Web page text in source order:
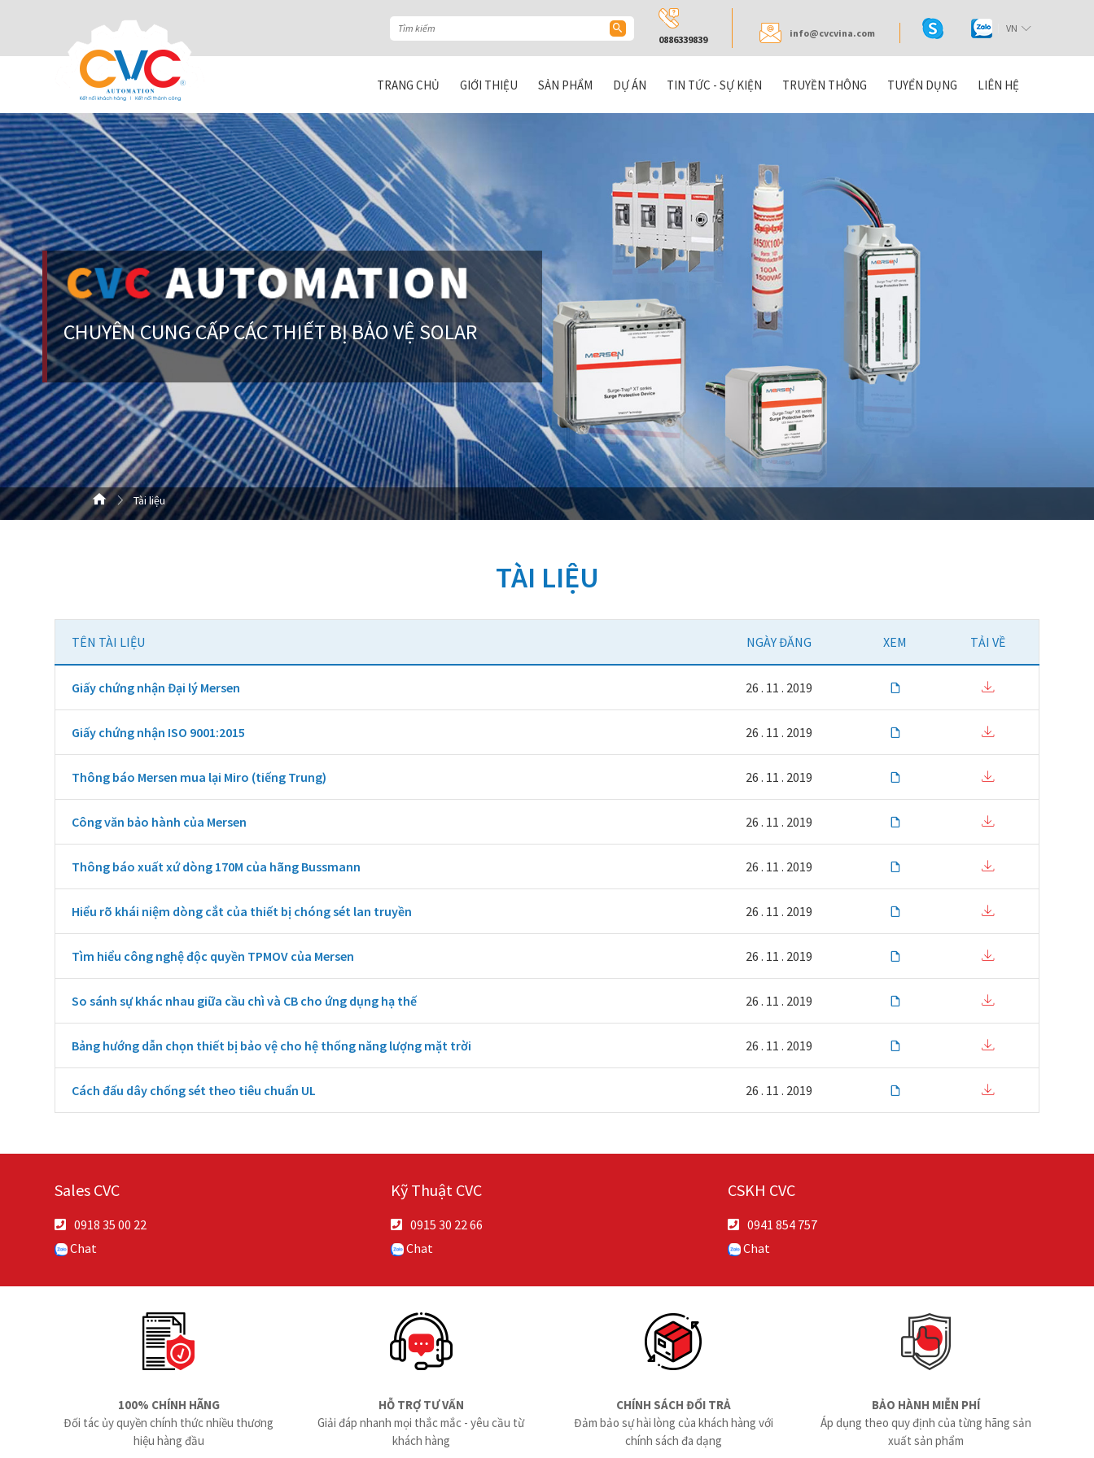
0886339839
info@cvcvina.com VN
TRANG CHỦ GIỚI THIỆU SẢN PHẨM DỰ ÁN TIN TỨC - SỰ KIỆN TRUYỀN THÔNG TUYỂN DỤNG LIÊN HỆ
Tài liệu
TÀI LIỆU
TÊN TÀI LIỆU NGÀY ĐĂNG XEM TẢI VỀ
Giấy chứng nhận Đại lý Mersen 26 . 11 . 2019
Giấy chứng nhận ISO 9001:2015 26 . 11 . 2019
Thông báo Mersen mua lại Miro (tiếng Trung) 26 . 11 . 2019
Công văn bảo hành của Mersen 26 . 11 . 2019
Thông báo xuất xứ dòng 170M của hãng Bussmann 26 . 11 . 2019
Hiểu rõ khái niệm dòng cắt của thiết bị chóng sét lan truyền 26 . 11 . 2019
Tìm hiểu công nghệ độc quyền TPMOV của Mersen 26 . 11 . 2019
So sánh sự khác nhau giữa cầu chì và CB cho ứng dụng hạ thế 26 . 11 . 2019
Bảng hướng dẫn chọn thiết bị bảo vệ cho hệ thống năng lượng mặt trời 26 . 11 . 2019
Cách đấu dây chống sét theo tiêu chuẩn UL 26 . 11 . 2019
Sales CVC
0918 35 00 22
Chat
Kỹ Thuật CVC
0915 30 22 66
Chat
CSKH CVC
0941 854 757
Chat
100% CHÍNH HÃNG
Đối tác ủy quyền chính thức nhiều thương
hiệu hàng đầu
HỖ TRỢ TƯ VẤN
Giải đáp nhanh mọi thắc mắc - yêu cầu từ
khách hàng
CHÍNH SÁCH ĐỔI TRẢ
Đảm bảo sự hài lòng của khách hàng với
chính sách đa dạng
BẢO HÀNH MIỄN PHÍ
Áp dụng theo quy định của từng hãng sản
xuất sản phẩm